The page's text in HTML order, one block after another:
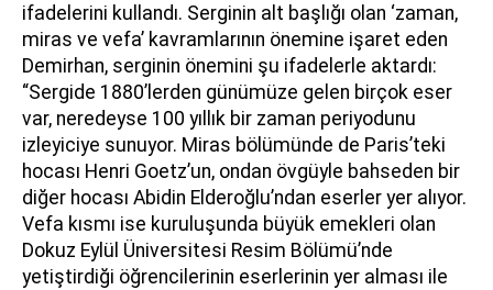
ifadelerini kullandı. Serginin alt başlığı olan ‘zaman,
miras ve vefa’ kavramlarının önemine işaret eden
Demirhan, serginin önemini şu ifadelerle aktardı:
“Sergide 1880’lerden günümüze gelen birçok eser
var, neredeyse 100 yıllık bir zaman periyodunu
izleyiciye sunuyor. Miras bölümünde de Paris’teki
hocası Henri Goetz’un, ondan övgüyle bahseden bir
diğer hocası Abidin Elderoğlu’ndan eserler yer alıyor.
Vefa kısmı ise kuruluşunda büyük emekleri olan
Dokuz Eylül Üniversitesi Resim Bölümü’nde
yetiştirdiği öğrencilerinin eserlerinin yer alması ile